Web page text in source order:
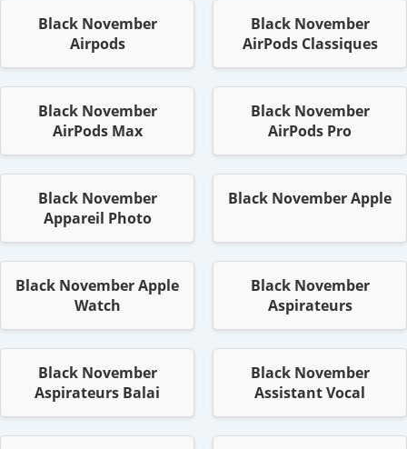
Black November
Airpods
Black November
AirPods Classiques
Black November
AirPods Max
Black November
AirPods Pro
Black November
Appareil Photo
Black November Apple
Black November Apple
Watch
Black November
Aspirateurs
Black November
Aspirateurs Balai
Black November
Assistant Vocal